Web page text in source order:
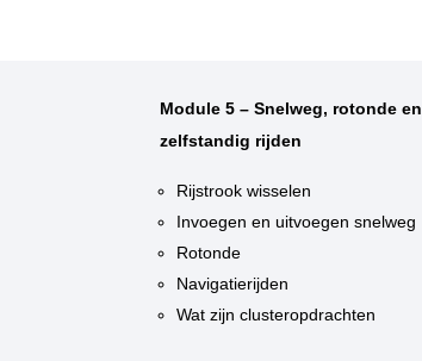
Module 5 – Snelweg, rotonde en
zelfstandig rijden
Rijstrook wisselen
Invoegen en uitvoegen snelweg
Rotonde
Navigatierijden
Wat zijn clusteropdrachten